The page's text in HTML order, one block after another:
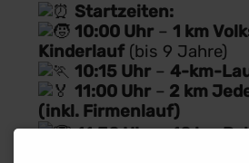
Startzeiten:
10:00 Uhr –1 km
Kinderlauf (bis 9 Jahre)
10:15 Uhr –4-km-
11:00 Uhr – 2 km
(inkl. Firmenlauf)
11:30 Uhr–10 km